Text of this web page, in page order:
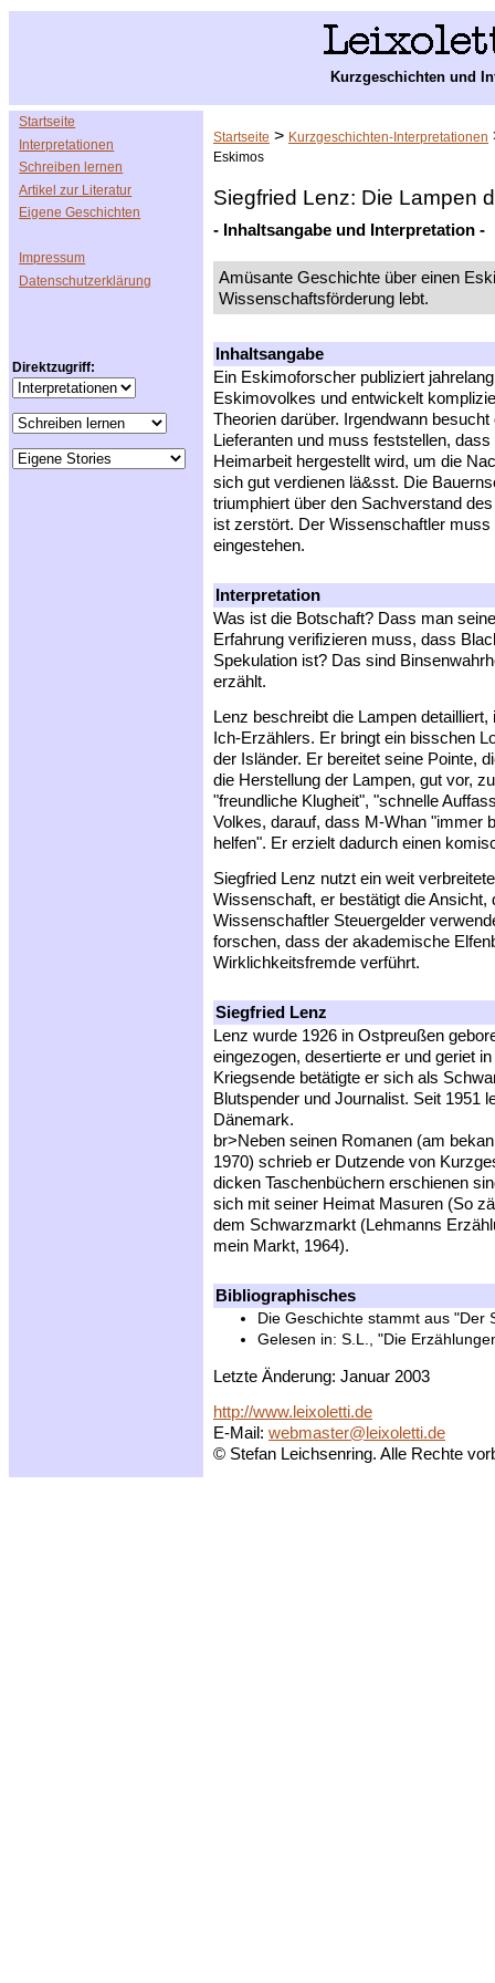
Kurzgeschichten und
Startseite
Interpretationen
Schreiben lernen
Artikel zur Literatur
Eigene Geschichten
Impressum
Datenschutzerklärung
Direktzugriff:
Startseite > Kurzgeschichten-Interpretationen
Eskimos
Siegfried Lenz: Die Lampen
- Inhaltsangabe und Interpretation -
Amüsante Geschichte über einen
Wissenschaftsförderung lebt.
Inhaltsangabe
Ein Eskimoforscher publiziert
Eskimovolkes und entwickelt
Theorien darüber. Irgendwann
Lieferanten und muss feststellen,
Heimarbeit hergestellt wird, um die
sich gut verdienen lä&sst. Die
triumphiert über den Sachverstand
ist zerstört. Der Wissenschaftler
eingestehen.
Interpretation
Was ist die Botschaft? Dass man
Erfahrung verifizieren muss, dass
Spekulation ist? Das sind
erzählt.
Lenz beschreibt die Lampen
Ich-Erzählers. Er bringt ein bisschen
der Isländer. Er bereitet seine Pointe,
die Herstellung der Lampen, gut vor,
"freundliche Klugheit", "schnelle
Volkes, darauf, dass M-Whan "immer
helfen". Er erzielt dadurch einen
Siegfried Lenz nutzt ein weit
Wissenschaft, er bestätigt die Ansicht,
Wissenschaftler Steuergelder
forschen, dass der akademische
Wirklichkeitsfremde verführt.
Siegfried Lenz
Lenz wurde 1926 in Ostpreußen
eingezogen, desertierte er und geriet
Kriegsende betätigte er sich als
Blutspender und Journalist. Seit 1951
Dänemark.
br>Neben seinen Romanen (am
1970) schrieb er Dutzende von
dicken Taschenbüchern erschienen
sich mit seiner Heimat Masuren (So
dem Schwarzmarkt (Lehmanns
mein Markt, 1964).
Bibliographisches
Die Geschichte stammt aus "Der
Gelesen in: S.L., "Die
Letzte Änderung: Januar 2003
http://www.leixoletti.de
E-Mail: webmaster@leixoletti.de
© Stefan Leichsenring. Alle Rechte